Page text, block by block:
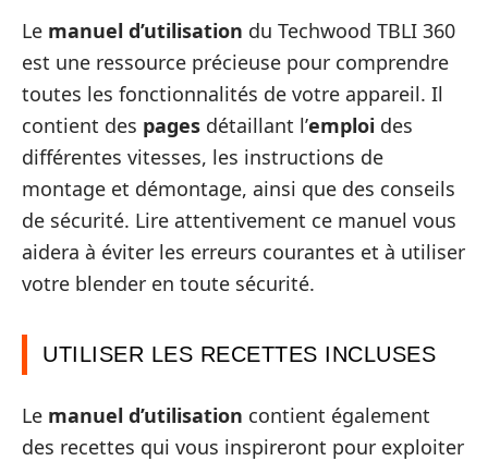
Le manuel d’utilisation du Techwood TBLI 360
est une ressource précieuse pour comprendre
toutes les fonctionnalités de votre appareil. Il
contient des pages détaillant l’emploi des
différentes vitesses, les instructions de
montage et démontage, ainsi que des conseils
de sécurité. Lire attentivement ce manuel vous
aidera à éviter les erreurs courantes et à utiliser
votre blender en toute sécurité.
UTILISER LES RECETTES INCLUSES
Le manuel d’utilisation contient également
des recettes qui vous inspireront pour exploiter